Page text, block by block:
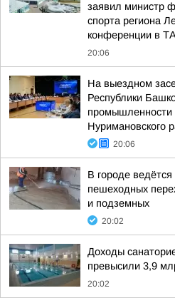
заявил министр
спорта региона
конференции в
20:06
На выездном
Республики
промышленности
Нуримановского
20:06
В городе
пешеходных
и подземных
20:02
Доходы
превысили 3,9
20:02